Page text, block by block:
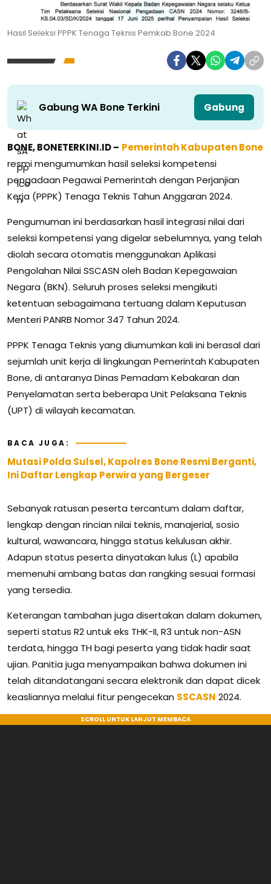
Hasil Seleksi PPPK Tenaga Teknis Pemkab Bone 2024
Gabung WA Bone Terkini Gabung
BONE, BONETERKINI.ID – Pemerintah Kabupaten Bone
resmi mengumumkan hasil seleksi kompetensi
pengadaan Pegawai Pemerintah dengan Perjanjian
Kerja (PPPK) Tenaga Teknis Tahun Anggaran 2024.
Pengumuman ini berdasarkan hasil integrasi nilai dari
seleksi kompetensi yang digelar sebelumnya, yang telah
diolah secara otomatis menggunakan Aplikasi
Pengolahan Nilai SSCASN oleh Badan Kepegawaian
Negara (BKN). Seluruh proses seleksi mengikuti
ketentuan sebagaimana tertuang dalam Keputusan
Menteri PANRB Nomor 347 Tahun 2024.
PPPK Tenaga Teknis yang diumumkan kali ini berasal dari
sejumlah unit kerja di lingkungan Pemerintah Kabupaten
Bone, di antaranya Dinas Pemadam Kebakaran dan
Penyelamatan serta beberapa Unit Pelaksana Teknis
(UPT) di wilayah kecamatan.
BACA JUGA:
Mutasi Polda Sulsel, Kapolres Bone Resmi Berganti,
Ini Daftar Lengkap Perwira yang Bergeser
Sebanyak ratusan peserta tercantum dalam daftar,
lengkap dengan rincian nilai teknis, manajerial, sosio
kultural, wawancara, hingga status kelulusan akhir.
Adapun status peserta dinyatakan lulus (L) apabila
memenuhi ambang batas dan rangking sesuai formasi
yang tersedia.
Keterangan tambahan juga disertakan dalam dokumen,
seperti status R2 untuk eks THK-II, R3 untuk non-ASN
terdata, hingga TH bagi peserta yang tidak hadir saat
ujian. Panitia juga menyampaikan bahwa dokumen ini
telah ditandatangani secara elektronik dan dapat dicek
keasliannya melalui fitur pengecekan SSCASN 2024.